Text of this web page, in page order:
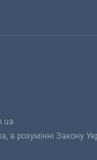
в розумінні Закону